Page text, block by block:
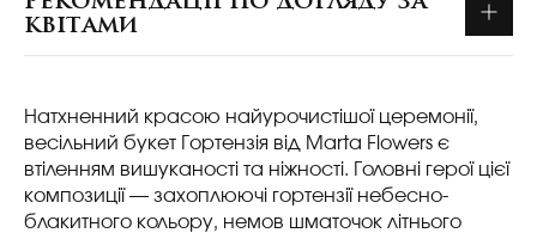
квітами
Натхненний красою найурочистішої церемонії,
весільний букет Гортензія від Marta Flowers є
втіленням вишуканості та ніжності. Головні герої цієї
композиції — захоплюючі гортензії небесно-
блакитного кольору, немов шматочок літнього